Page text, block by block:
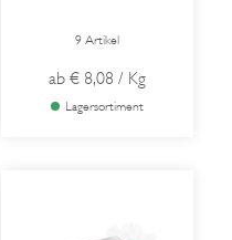
9 Artikel
ab € 8,08 / Kg
Lagersortiment